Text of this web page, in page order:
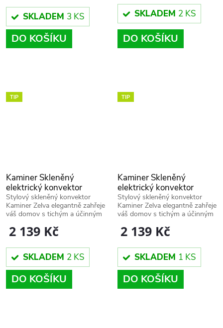
SKLADEM 3 KS
DO KOŠÍKU
SKLADEM 2 KS
DO KOŠÍKU
TIP
Kaminer Skleněný
elektrický konvektor
Zelva, bílý, W26573
2 139 Kč
SKLADEM 2 KS
DO KOŠÍKU
Stylový skleněný konvektor
Kaminer Zelva elegantně zahřeje
váš domov s tichým a účinným
TIP
Kaminer Skleněný
elektrický konvektor
Zelva, černý W26572
2 139 Kč
SKLADEM 1 KS
DO KOŠÍKU
Stylový skleněný konvektor
Kaminer Zelva elegantně zahřeje
váš domov s tichým a účinným